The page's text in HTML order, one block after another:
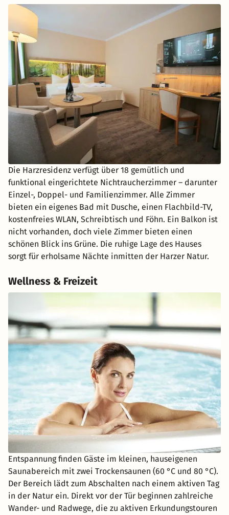
Die Harzresidenz verfügt über 18 gemütlich und
funktional eingerichtete Nichtraucherzimmer – darunter
Einzel-, Doppel- und Familienzimmer. Alle Zimmer
bieten ein eigenes Bad mit Dusche, einen Flachbild-TV,
kostenfreies WLAN, Schreibtisch und Föhn. Ein Balkon ist
nicht vorhanden, doch viele Zimmer bieten einen
schönen Blick ins Grüne. Die ruhige Lage des Hauses
sorgt für erholsame Nächte inmitten der Harzer Natur.
Wellness & Freizeit
Entspannung finden Gäste im kleinen, hauseigenen
Saunabereich mit zwei Trockensaunen (60 °C und 80 °C).
Der Bereich lädt zum Abschalten nach einem aktiven Tag
in der Natur ein. Direkt vor der Tür beginnen zahlreiche
Wander- und Radwege, die zu aktiven Erkundungstouren